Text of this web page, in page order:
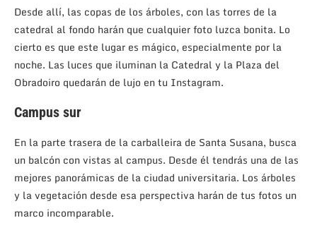
Desde allí, las copas de los árboles, con las torres de la
catedral al fondo harán que cualquier foto luzca bonita. Lo
cierto es que este lugar es mágico, especialmente por la
noche. Las luces que iluminan la Catedral y la Plaza del
Obradoiro quedarán de lujo en tu Instagram.
Campus sur
En la parte trasera de la carballeira de Santa Susana, busca
un balcón con vistas al campus. Desde él tendrás una de las
mejores panorámicas de la ciudad universitaria. Los árboles
y la vegetación desde esa perspectiva harán de tus fotos un
marco incomparable.